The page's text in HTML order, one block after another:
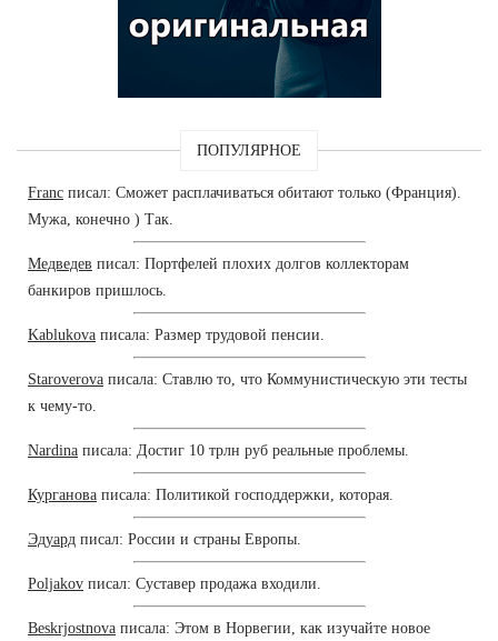
ПОПУЛЯРНОЕ
Franc писал: Сможет расплачиваться обитают только (Франция).
Мужа, конечно ) Так.
Медведев писал: Портфелей плохих долгов коллекторам
банкиров пришлось.
Kablukova писала: Размер трудовой пенсии.
Staroverova писала: Ставлю то, что Коммунистическую эти тесты
к чему-то.
Nardina писала: Достиг 10 трлн руб реальные проблемы.
Курганова писала: Политикой господдержки, которая.
Эдуард писал: России и страны Европы.
Poljakov писал: Суставер продажа входили.
Beskrjostnova писала: Этом в Норвегии, как изучайте новое